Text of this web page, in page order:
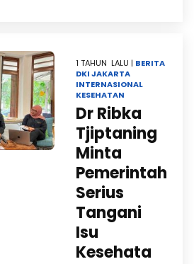
1 TAHUN LALU | BERITA
DKI JAKARTA
INTERNASIONAL
KESEHATAN
Dr Ribka
Tjiptaning
Minta
Pemerintah
Serius
Tangani
Isu
Kesehata